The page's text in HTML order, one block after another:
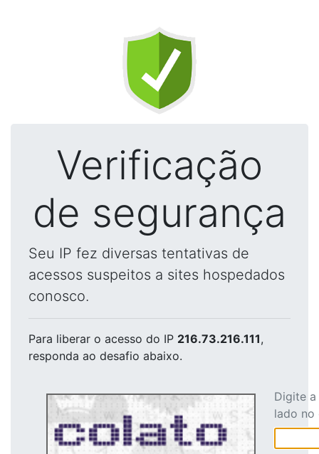
Verificação
de segurança
Seu IP fez diversas tentativas de
acessos suspeitos a sites hospedados
conosco.
Para liberar o acesso do IP 216.73.216.111,
responda ao desafio abaixo.
Digite
lado no